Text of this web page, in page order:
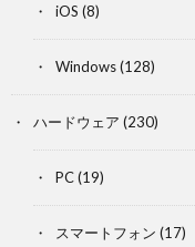
iOS (8)
Windows(128)
ハードウェア (230)
PC(19)
スマートフォン (17)